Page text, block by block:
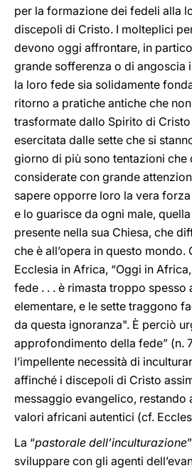
per la formazione dei fedeli alla
discepoli di Cristo. I molteplici
devono oggi affrontare, in
grande sofferenza o di angoscia
la loro fede sia solidamente
ritorno a pratiche antiche che
trasformate dallo Spirito di Cristo
esercitata dalle sette che si
giorno di più sono tentazioni che
considerate con grande
sapere opporre loro la vera forza
e lo guarisce da ogni male,
presente nella sua Chiesa, che
che è all’opera in questo
Ecclesia in Africa, “Oggi in
fede . . . è rimasta troppo spesso
elementare, e le sette traggono
da questa ignoranza". È perciò
approfondimento della fede” (n.
l’impellente necessità di
affinché i discepoli di Cristo
messaggio evangelico, restando
valori africani autentici (cf.
La “pastorale dell’inculturazione
sviluppare con gli agenti